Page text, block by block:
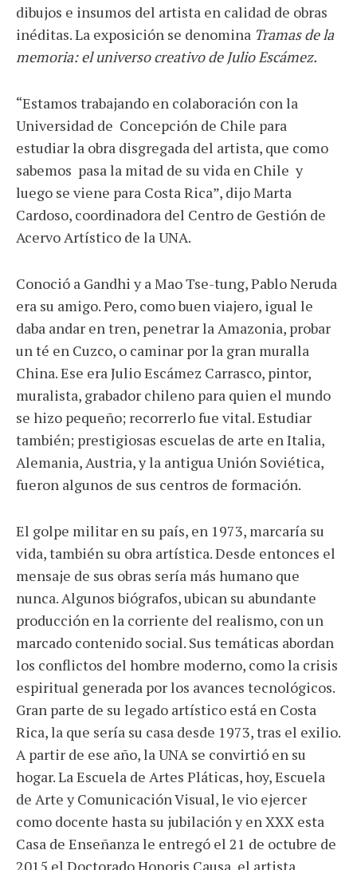
dibujos e insumos del artista en calidad de obras
inéditas. La exposición se denomina Tramas de la
memoria: el universo creativo de Julio Escámez.
“Estamos trabajando en colaboración con la
Universidad de Concepción de Chile para
estudiar la obra disgregada del artista, que como
sabemos pasa la mitad de su vida en Chile y
luego se viene para Costa Rica”, dijo Marta
Cardoso, coordinadora del Centro de Gestión de
Acervo Artístico de la UNA.
Conoció a Gandhi y a Mao Tse-tung, Pablo Neruda
era su amigo. Pero, como buen viajero, igual le
daba andar en tren, penetrar la Amazonia, probar
un té en Cuzco, o caminar por la gran muralla
China. Ese era Julio Escámez Carrasco, pintor,
muralista, grabador chileno para quien el mundo
se hizo pequeño; recorrerlo fue vital. Estudiar
también; prestigiosas escuelas de arte en Italia,
Alemania, Austria, y la antigua Unión Soviética,
fueron algunos de sus centros de formación.
El golpe militar en su país, en 1973, marcaría su
vida, también su obra artística. Desde entonces el
mensaje de sus obras sería más humano que
nunca. Algunos biógrafos, ubican su abundante
producción en la corriente del realismo, con un
marcado contenido social. Sus temáticas abordan
los conflictos del hombre moderno, como la crisis
espiritual generada por los avances tecnológicos.
Gran parte de su legado artístico está en Costa
Rica, la que sería su casa desde 1973, tras el exilio.
A partir de ese año, la UNA se convirtió en su
hogar. La Escuela de Artes Pláticas, hoy, Escuela
de Arte y Comunicación Visual, le vio ejercer
como docente hasta su jubilación y en XXX esta
Casa de Enseñanza le entregó el 21 de octubre de
2015 el Doctorado Honoris Causa, el artista